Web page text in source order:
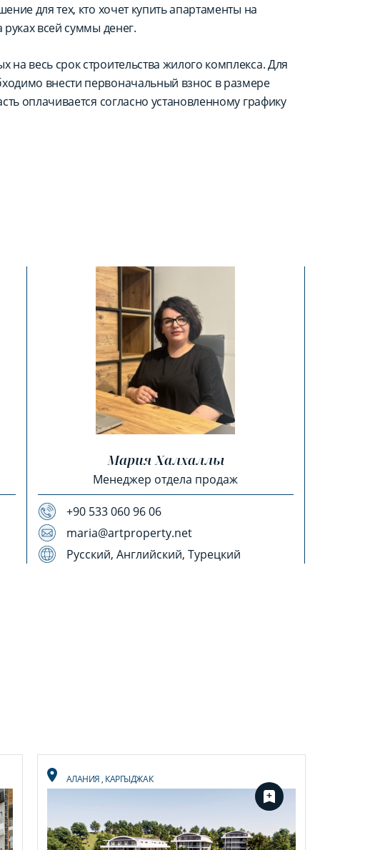
для тех, кто хочет купить апартаменты на
всей суммы денег.
весь срок строительства жилого комплекса. Для
внести первоначальный взнос в размере
оплачивается согласно установленному графику
Мария Халхаллы
Менеджер отдела продаж
+90 533 060 96 06
maria@artproperty.net
Русский, Английский, Турецкий
АЛАНИЯ, КАРГЫДЖАК